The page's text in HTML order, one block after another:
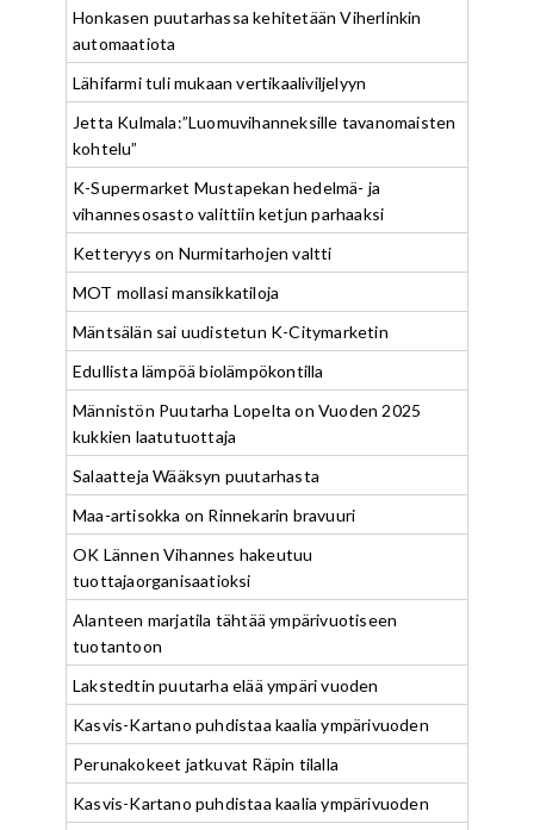
Honkasen puutarhassa kehitetään Viherlinkin
automaatiota
Lähifarmi tuli mukaan vertikaaliviljelyyn
Jetta Kulmala:”Luomuvihanneksille tavanomaisten
kohtelu”
K-Supermarket Mustapekan hedelmä- ja
vihannesosasto valittiin ketjun parhaaksi
Ketteryys on Nurmitarhojen valtti
MOT mollasi mansikkatiloja
Mäntsälän sai uudistetun K-Citymarketin
Edullista lämpöä biolämpökontilla
Männistön Puutarha Lopelta on Vuoden 2025
kukkien laatutuottaja
Salaatteja Wääksyn puutarhasta
Maa-artisokka on Rinnekarin bravuuri
OK Lännen Vihannes hakeutuu
tuottajaorganisaatioksi
Alanteen marjatila tähtää ympärivuotiseen
tuotantoon
Lakstedtin puutarha elää ympäri vuoden
Kasvis-Kartano puhdistaa kaalia ympärivuoden
Perunakokeet jatkuvat Räpin tilalla
Kasvis-Kartano puhdistaa kaalia ympärivuoden